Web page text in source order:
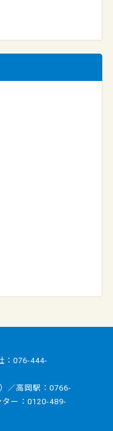
076-444-
／高岡駅：0766-
ター：0120-489-